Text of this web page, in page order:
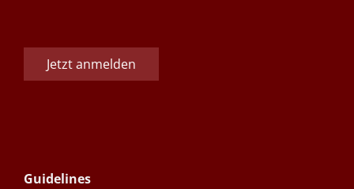
Jetzt anmelden
Guidelines